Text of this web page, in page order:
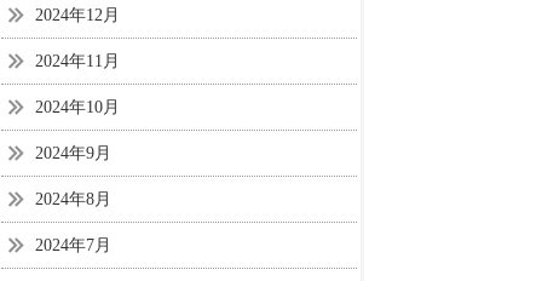
2024年12月
2024年11月
2024年10月
2024年9月
2024年8月
2024年7月